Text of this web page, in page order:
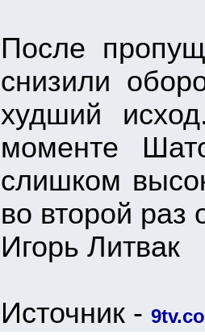
После
снизили
худший
моменте
слишком
во второй раз
Игорь Литвак
Источник -